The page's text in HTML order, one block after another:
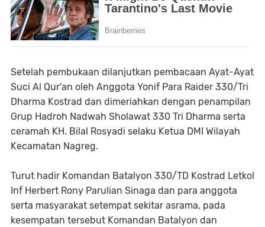
Setelah pembukaan dilanjutkan pembacaan Ayat-Ayat
Suci Al Qur'an oleh Anggota Yonif Para Raider 330/Tri
Dharma Kostrad dan dimeriahkan dengan penampilan
Grup Hadroh Nadwah Sholawat 330 Tri Dharma serta
ceramah KH. Bilal Rosyadi selaku Ketua DMI Wilayah
Kecamatan Nagreg.
Turut hadir Komandan Batalyon 330/TD Kostrad Letkol
Inf Herbert Rony Parulian Sinaga dan para anggota
serta masyarakat setempat sekitar asrama, pada
kesempatan tersebut Komandan Batalyon dan